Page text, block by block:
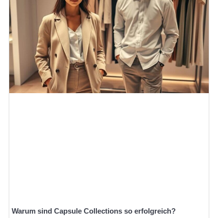
Warum sind Capsule Collections so erfolgreich?